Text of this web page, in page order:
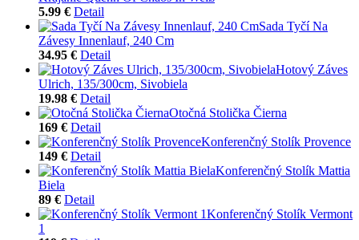
5.99 € Detail
Sada Tyčí Na
Závesy Innenlauf, 240 Cm
34.95 € Detail
Hotový Záves
Ulrich, 135/300cm, Sivobiela
19.98 € Detail
Otočná Stolička Čierna
169 € Detail
Konferenčný Stolík Provence
149 € Detail
Konferenčný Stolík Mattia
Biela
89 € Detail
Konferenčný Stolík Vermont
1